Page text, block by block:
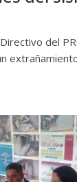
del